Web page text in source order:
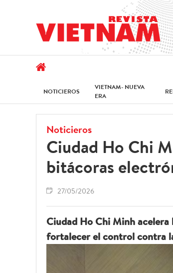
NOTICIEROS
VIETNAM- NUEVA
ERA
Noticieros
Ciudad Ho Chi
bitácoras
27/05/2026
Ciudad Ho Chi Minh
fortalecer el control contra